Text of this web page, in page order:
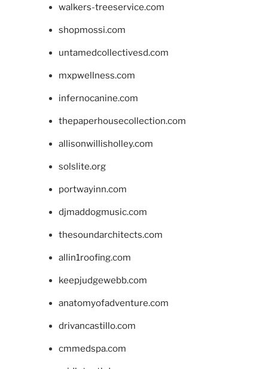
walkers-treeservice.com
shopmossi.com
untamedcollectivesd.com
mxpwellness.com
infernocanine.com
thepaperhousecollection.com
allisonwillisholley.com
solslite.org
portwayinn.com
djmaddogmusic.com
thesoundarchitects.com
allin1roofing.com
keepjudgewebb.com
anatomyofadventure.com
drivancastillo.com
cmmedspa.com